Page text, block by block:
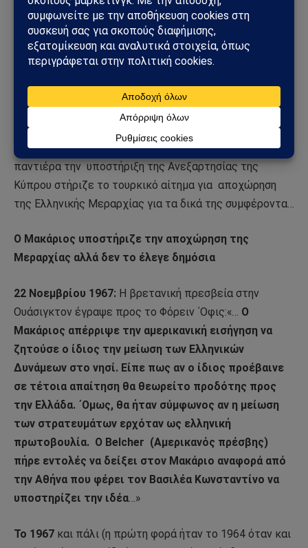
απέσυρε και τον Γ. Γρίβα) και το τρίτο, ο Μακάριος
το υποστήριζε το 1974…
για πραξικόπημα από την Ελλάδα… Στις 5 Ιουλίου 1967
ο Ρώσος πρέσβης στο Λονδίνο προέβη σε ένα δριμύ
κατηγορητήριο εναντίον
της ελληνικής κυβέρνησης (σε
συνάντησή του στο Φόρειν ΄Οφις)… Η Μόσχα με
παντιέρα την υποστήριξη της Ανεξαρτησίας της
Κύπρου στήριζε το τουρκικό αίτημα για αποχώρηση
της Ελληνικής Μεραρχίας για τα δικά της συμφέροντα…
Ο Μακάριος υποστήριζε την αποχώρηση της
Μεραρχίας αλλά δεν το έλεγε δημόσια
22 Νοεμβρίου 1967: Η βρετανική πρεσβεία στην
Ουάσιγκτον έγραψε προς το Φόρειν ΄Οφις:«… Ο
Μακάριος απέρριψε την αμερικανική εισήγηση να
ζητούσε ο ίδιος την μείωση των Ελληνικών
Δυνάμεων στο νησί. Είπε πως αν ο ίδιος προέβαινε
σε τέτοια απαίτηση θα θεωρείτο προδότης προς
την Ελλάδα. ΄Ομως, θα ήταν σύμφωνος αν η μείωση
των στρατευμάτων ερχόταν ως ελληνική
πρωτοβουλία. Ο Belcher (Αμερικανός πρέσβης)
πήρε εντολές να δείξει στον Μακάριο αναφορά από
την Αθήνα που φέρει τον Βασιλέα Κωνσταντίνο να
υποστηρίζει την ιδέα…»
Το 1967 και πάλι (η πρώτη φορά ήταν το 1964 όταν και